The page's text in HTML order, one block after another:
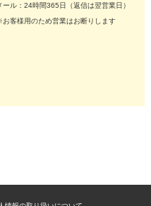
ール：24時間365日（返信は翌営業日）
客様用のため営業はお断りします